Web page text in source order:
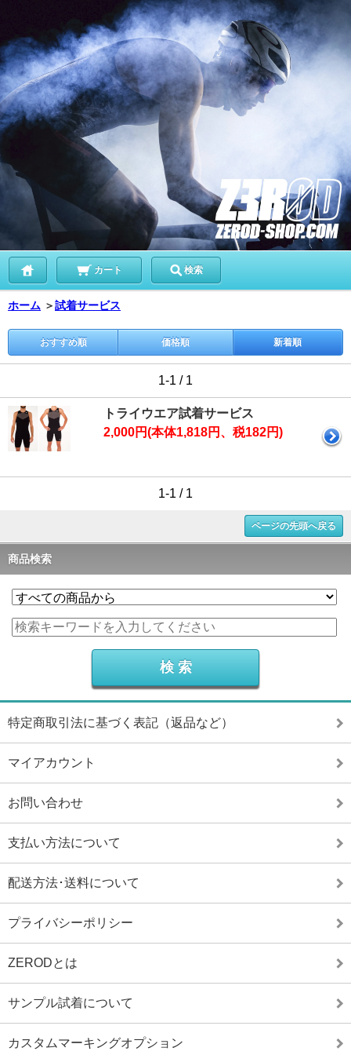
カート 検索
ホーム ＞試着サービス
おすすめ順 価格順 新着順
1-1 / 1
トライウエア試着サービス
2,000円(本体1,818円、税182円)
1-1 / 1
ページの先頭へ戻る
商品検索
特定商取引法に基づく表記（返品など）
マイアカウント
お問い合わせ
支払い方法について
配送方法･送料について
プライバシーポリシー
ZERODとは
サンプル試着について
カスタムマーキングオプション